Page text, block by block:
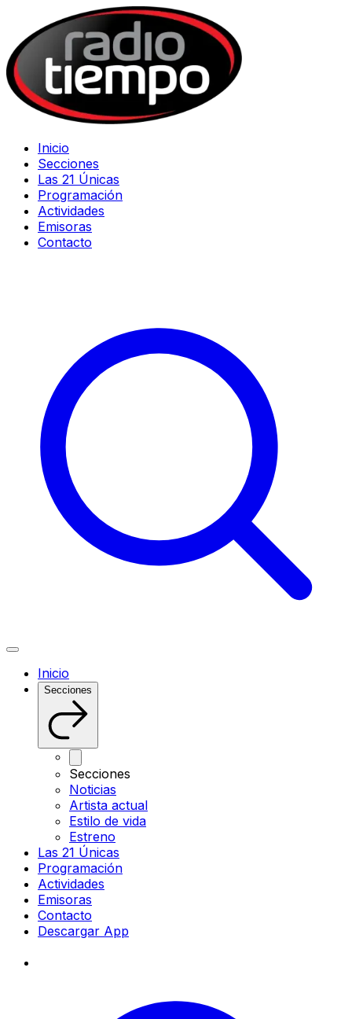
Inicio
Secciones
Las 21 Únicas
Programación
Actividades
Emisoras
Contacto
Inicio
Secciones
Secciones
Noticias
Artista actual
Estilo de vida
Estreno
Las 21 Únicas
Programación
Actividades
Emisoras
Contacto
Descargar App